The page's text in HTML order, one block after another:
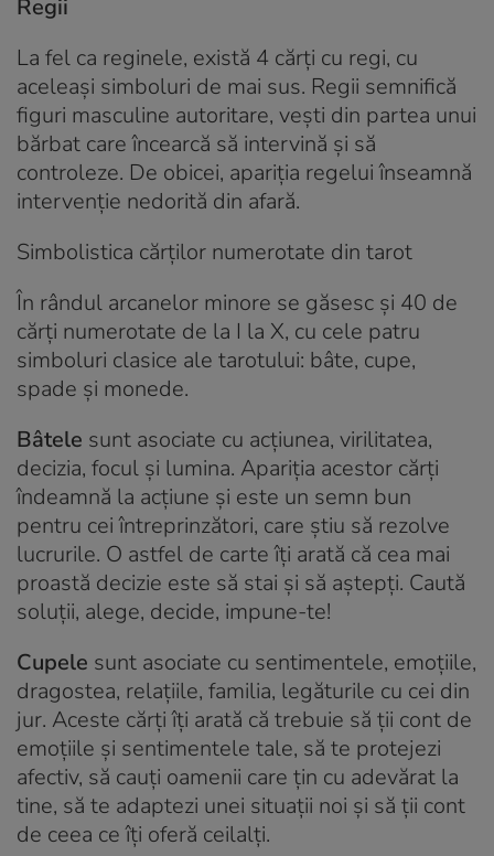
Regii
La fel ca reginele, există 4 cărți cu regi, cu
aceleași simboluri de mai sus. Regii semnifică
figuri masculine autoritare, vești din partea unui
bărbat care încearcă să intervină și să
controleze. De obicei, apariția regelui înseamnă
intervenție nedorită din afară.
Simbolistica cărților numerotate din tarot
În rândul arcanelor minore se găsesc și 40 de
cărți numerotate de la I la X, cu cele patru
simboluri clasice ale tarotului: bâte, cupe,
spade și monede.
Bâtele sunt asociate cu acțiunea, virilitatea,
decizia, focul și lumina. Apariția acestor cărți
îndeamnă la acțiune și este un semn bun
pentru cei întreprinzători, care știu să rezolve
lucrurile. O astfel de carte îți arată că cea mai
proastă decizie este să stai și să aștepți. Caută
soluții, alege, decide, impune-te!
Cupele sunt asociate cu sentimentele, emoțiile,
dragostea, relațiile, familia, legăturile cu cei din
jur. Aceste cărți îți arată că trebuie să ții cont de
emoțiile și sentimentele tale, să te protejezi
afectiv, să cauți oamenii care țin cu adevărat la
tine, să te adaptezi unei situații noi și să ții cont
de ceea ce îți oferă ceilalți.